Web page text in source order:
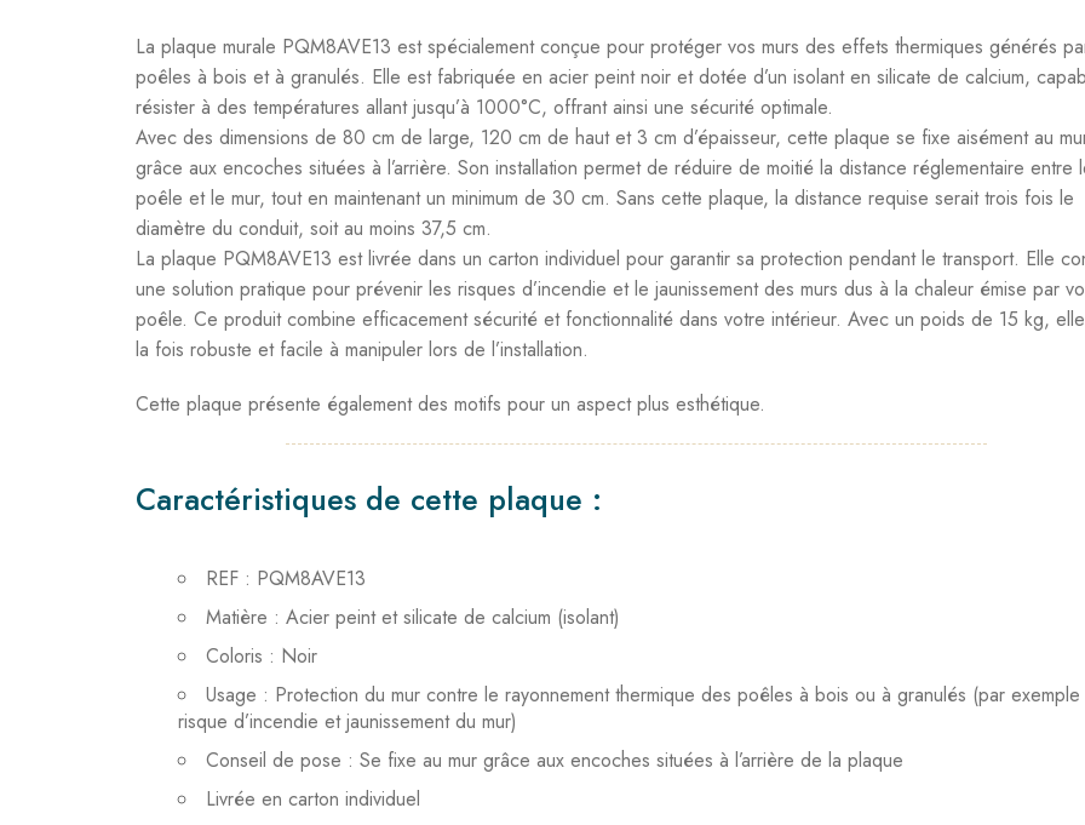
La plaque murale PQM8AVE13 est spécialement conçue pour protéger vos murs des effets thermiques générés
poêles à bois et à granulés. Elle est fabriquée en acier peint noir et dotée d’un isolant en silicate de calcium,
résister à des températures allant jusqu’à 1000°C, offrant ainsi une sécurité optimale.
Avec des dimensions de 80 cm de large, 120 cm de haut et 3 cm d’épaisseur, cette plaque se fixe aisément au
grâce aux encoches situées à l’arrière. Son installation permet de réduire de moitié la distance réglementaire entre
poêle et le mur, tout en maintenant un minimum de 30 cm. Sans cette plaque, la distance requise serait trois fois le
diamètre du conduit, soit au moins 37,5 cm.
La plaque PQM8AVE13 est livrée dans un carton individuel pour garantir sa protection pendant le transport. Elle
une solution pratique pour prévenir les risques d’incendie et le jaunissement des murs dus à la chaleur émise par
poêle. Ce produit combine efficacement sécurité et fonctionnalité dans votre intérieur. Avec un poids de 15 kg,
la fois robuste et facile à manipuler lors de l’installation.
Cette plaque présente également des motifs pour un aspect plus esthétique.
Caractéristiques de cette plaque :
REF : PQM8AVE13
Matière : Acier peint et silicate de calcium (isolant)
Coloris : Noir
Usage : Protection du mur contre le rayonnement thermique des poêles à bois ou à granulés (par exemple
risque d’incendie et jaunissement du mur)
Conseil de pose : Se fixe au mur grâce aux encoches situées à l’arrière de la plaque
Livrée en carton individuel